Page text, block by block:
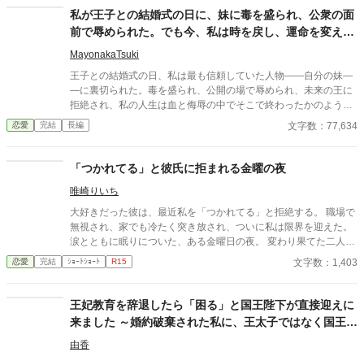
私が王子との結婚式の日に、妹に毒を盛られ、公衆の面
前で辱められた。でも今、私は時を戻し、運命を変えに
来た。
MayonakaTsuki
王子との結婚式の日、私は最も信頼していた人物――自分の妹―
―に裏切られた。毒を盛られ、公開の場で辱められ、未来の王に
拒絶され、私の人生は血と侮辱の中でそこで終わったかのように
思えた。しかし、死が私を迎えたとき、不可能なことが起きた―
―私は同じ回廊で、祭壇の前で目を覚まし、あらゆる涙、嘘、そ
得た私は、ただ一つの使命を持つ――真実を突き止め、奪われた
ものを取り戻し、私を破滅させた者たちにその代償を払わせる。
もはや、何も以前のままではない。何も許されない。
恋愛 完結 長編 文字数：77,634
「つかれてる」と彼氏に拒まれる金曜の夜
唯崎りいち
大好きだった彼は、最近私を「つかれてる」と拒絶する。 職場で
無視され、家でも冷たく突き放され、ついに私は限界を迎えた。
涙とともに眠りについた、ある金曜日の夜。 変わり果てた二人の
関係は、予想もしない結末を迎える。
恋愛 完結 ｼｮｰﾄｼｮｰﾄ R15 文字数：1,403
王妃教育を辞退したら「困る」と国王陛下が直接迎えに
来ました ～婚約破棄された私に、王太子ではなく国王陛
下が求婚してきます〜
由香